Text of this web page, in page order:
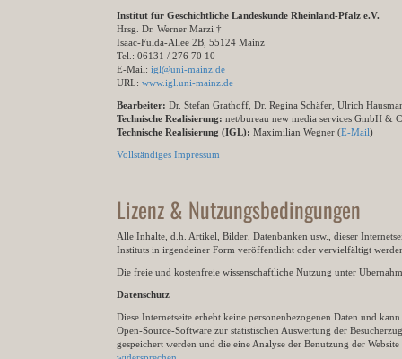
Institut für Geschichtliche Landeskunde Rheinland-Pfalz e.V.
Hrsg. Dr. Werner Marzi †
Isaac-Fulda-Allee 2B, 55124 Mainz
Tel.: 06131 / 276 70 10
E-Mail: igl@uni-mainz.de
URL: www.igl.uni-mainz.de
Bearbeiter: Dr. Stefan Grathoff, Dr. Regina Schäfer, Ulrich
Technische Realisierung: net/bureau new media services GmbH &
Technische Realisierung (IGL): Maximilian Wegner (E-Mail)
Vollständiges Impressum
Lizenz & Nutzungsbedingungen
Alle Inhalte, d.h. Artikel, Bilder, Datenbanken usw., dieser
Instituts in irgendeiner Form veröffentlicht oder vervielfältigt
Die freie und kostenfreie wissenschaftliche Nutzung unter
Datenschutz
Diese Internetseite erhebt keine personenbezogenen Daten und
Open-Source-Software zur statistischen Auswertung der
gespeichert werden und die eine Analyse der Benutzung der